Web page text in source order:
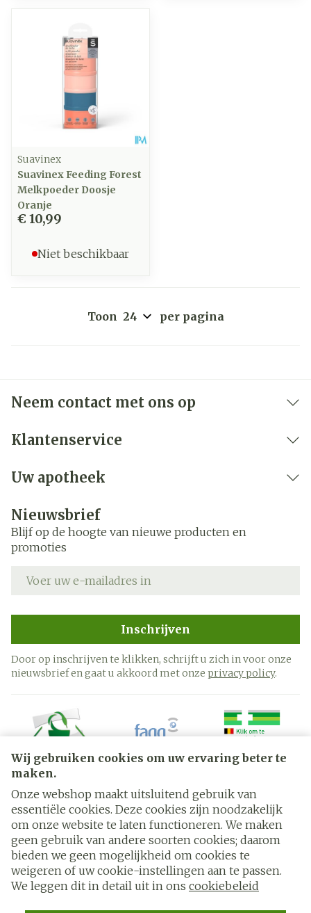
Wij gebruiken cookies om uw ervaring beter te
maken.
Onze webshop maakt uitsluitend gebruik van
essentiële cookies. Deze cookies zijn noodzakelijk
om onze website te laten functioneren. We maken
geen gebruik van andere soorten cookies; daarom
bieden we geen mogelijkheid om cookies te
weigeren of uw cookie-instellingen aan te passen.
We leggen dit in detail uit in ons cookiebeleid
Suavinex
Suavinex Feeding Forest
Melkpoeder Doosje
Oranje
€ 10,99
Niet beschikbaar
Toon per pagina
Neem contact met ons op
Klantenservice
Uw apotheek
Nieuwsbrief
Blijf op de hoogte van nieuwe producten en
promoties
Inschrijven
Door op inschrijven te klikken, schrijft u zich in voor onze
nieuwsbrief en gaat u akkoord met onze privacy policy.
Juridische links